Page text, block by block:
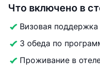
Что включено в
Визовая
3 обеда по
Проживание в